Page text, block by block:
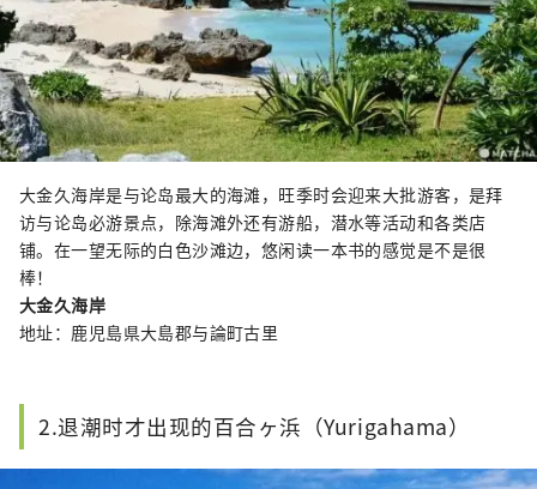
大金久海岸是与论岛最大的海滩，旺季时会迎来大批游客，是拜
访与论岛必游景点，除海滩外还有游船，潜水等活动和各类店
铺。在一望无际的白色沙滩边，悠闲读一本书的感觉是不是很
棒！
大金久海岸
地址：鹿児島県大島郡与論町古里
2.退潮时才出现的百合ヶ浜（Yurigahama）